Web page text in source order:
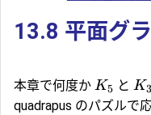
13.8 平面グ
本章で何度か K5 とK3
quadrapus のパズルで